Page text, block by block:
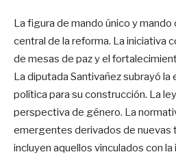
La figura de mando único y
central de la reforma. La iniciativa
de mesas de paz y el
La diputada Santivañez subrayó
política para su construcción. La
perspectiva de género. La
emergentes derivados de nuevas
incluyen aquellos vinculados con